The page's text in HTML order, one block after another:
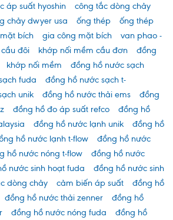
áp suất hyoshin
công tắc dòng chảy
chảy dwyer usa ống thép
ống thép
mặt bích gia công mặt bích
van phao -
đôi khớp nối mềm cầu đơn
đồng
khớp nối mềm
đồng hồ nước sạch
fuda
đồng hồ nước sạch t-
unik đồng hồ nước thải ems
đồng
đồng hồ đo áp suất refco
đồng hồ
đồng hồ nước lạnh unik
đồng hồ
hồ nước lạnh t-flow
đồng hồ nước
hồ nước nóng t-flow
đồng hồ nước
nước sinh hoạt fuda
đồng hồ nước sinh
dòng chảy cảm biến áp suất
đồng hồ
đồng hồ nước thải zenner
đồng hồ
đồng hồ nước nóng fuda
đồng hồ